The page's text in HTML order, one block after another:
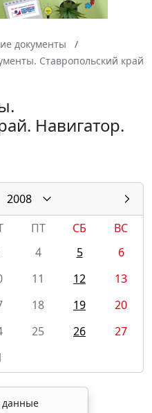
документы
Ставропольский край
Навигатор.
2008
ПТ СБ
ВС
4 5
6
11 12
13
18 19
20
25 26
27